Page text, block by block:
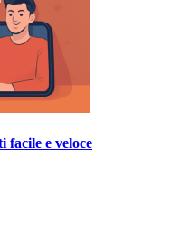
facile e veloce